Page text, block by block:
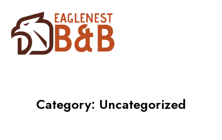
Category: Uncategorized